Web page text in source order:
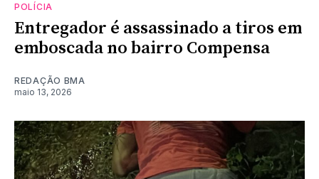
POLÍCIA
Entregador é assassinado a tiros em
emboscada no bairro Compensa
REDAÇÃO BMA
maio 13, 2026